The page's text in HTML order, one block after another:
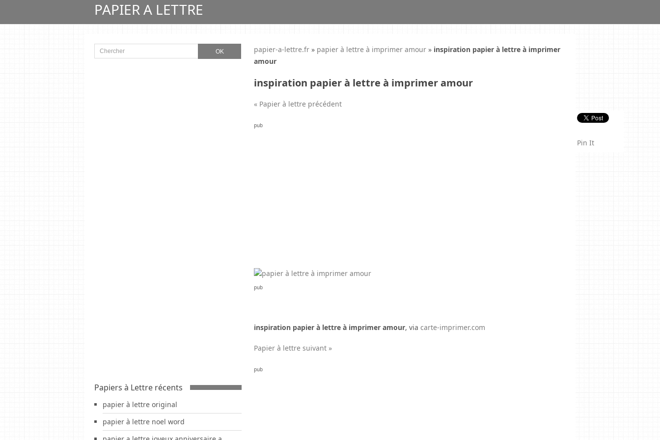
PAPIER A LETTRE
papier-a-lettre.fr » papier à lettre à imprimer amour » inspiration papier à lettre à imprimer
amour
inspiration papier à lettre à imprimer amour
« Papier à lettre précédent
pub
pub
inspiration papier à lettre à imprimer amour, via carte-imprimer.com
Papier à lettre suivant »
pub
Pin It
Papiers à Lettre récents
papier à lettre original
papier à lettre noel word